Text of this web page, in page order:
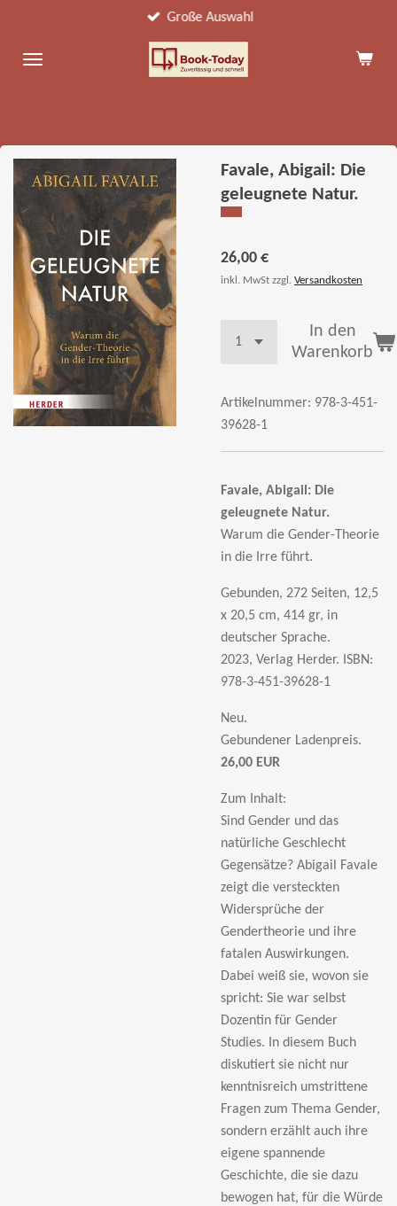
springen
Große Auswahl
Favale, Abigail: Die
geleugnete Natur.
26,00 €
inkl. MwSt zzgl. Versandkosten
In den
Warenkorb
Artikelnummer: 978-3-451-
39628-1
Favale, Abigail: Die
geleugnete Natur.
Warum die Gender-Theorie
in die Irre führt.
Gebunden, 272 Seiten, 12,5
x 20,5 cm, 414 gr, in
deutscher Sprache.
2023, Verlag Herder. ISBN:
978-3-451-39628-1
Neu.
Gebundener Ladenpreis.
26,00 EUR
Zum Inhalt:
Sind Gender und das
natürliche Geschlecht
Gegensätze? Abigail Favale
zeigt die versteckten
Widersprüche der
Gendertheorie und ihre
fatalen Auswirkungen.
Dabei weiß sie, wovon sie
spricht: Sie war selbst
Dozentin für Gender
Studies. In diesem Buch
diskutiert sie nicht nur
kenntnisreich umstrittene
Fragen zum Thema Gender,
sondern erzählt auch ihre
eigene spannende
Geschichte, die sie dazu
bewogen hat, für die Würde